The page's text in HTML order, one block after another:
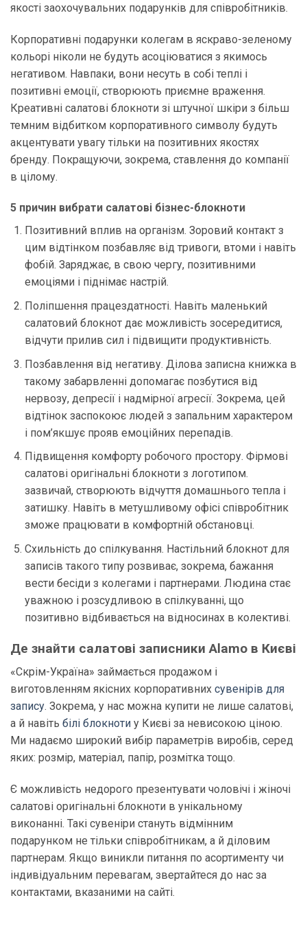
якості заохочувальних подарунків для співробітників.
Корпоративні подарунки колегам в яскраво-зеленому
кольорі ніколи не будуть асоціюватися з якимось
негативом. Навпаки, вони несуть в собі теплі і
позитивні емоції, створюють приємне враження.
Креативні салатові блокноти зі штучної шкіри з більш
темним відбитком корпоративного символу будуть
акцентувати увагу тільки на позитивних якостях
бренду. Покращуючи, зокрема, ставлення до компанії
в цілому.
5 причин вибрати салатові бізнес-блокноти
Позитивний вплив на організм. Зоровий контакт з
цим відтінком позбавляє від тривоги, втоми і навіть
фобій. Заряджає, в свою чергу, позитивними
емоціями і піднімає настрій.
Поліпшення працездатності. Навіть маленький
салатовий блокнот дає можливість зосередитися,
відчути прилив сил і підвищити продуктивність.
Позбавлення від негативу. Ділова записна книжка в
такому забарвленні допомагає позбутися від
нервозу, депресії і надмірної агресії. Зокрема, цей
відтінок заспокоює людей з запальним характером
і пом’якшує прояв емоційних перепадів.
Підвищення комфорту робочого простору. Фірмові
салатові оригінальні блокноти з логотипом.
зазвичай, створюють відчуття домашнього тепла і
затишку. Навіть в метушливому офісі співробітник
зможе працювати в комфортній обстановці.
Схильність до спілкування. Настільний блокнот для
записів такого типу розвиває, зокрема, бажання
вести бесіди з колегами і партнерами. Людина стає
уважною і розсудливою в спілкуванні, що
позитивно відбивається на відносинах в колективі.
Де знайти салатові записники Alamo в Києві
«Скрім-Україна» займається продажом і
виготовленням якісних корпоративних сувенірів для
запису. Зокрема, у нас можна купити не лише салатові,
а й навіть білі блокноти у Києві за невисокою ціною.
Ми надаємо широкий вибір параметрів виробів, серед
яких: розмір, матеріал, папір, розмітка тощо.
Є можливість недорого презентувати чоловічі і жіночі
салатові оригінальні блокноти в унікальному
виконанні. Такі сувеніри стануть відмінним
подарунком не тільки співробітникам, а й діловим
партнерам. Якщо виникли питання по асортименту чи
індивідуальним перевагам, звертайтеся до нас за
контактами, вказаними на сайті.